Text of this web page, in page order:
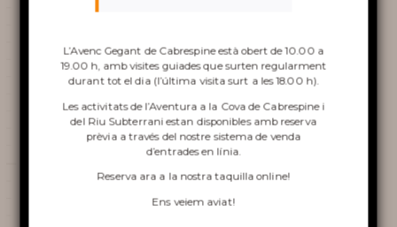
Descobriu
l’avenc
VISITA A L’AVENC
CABRESPINA
Adreça
Gouffre Géant de Cabrespine
11160 Cabrespine
L’Avenc Gegant de Cabrespine està obert de 10.00 a
19.00 h, amb visites guiades que surten regularment
durant tot el dia (l’última visita surt a les 18.00 h).
Les activitats de l’Aventura a la Cova de Cabrespine i
del Riu Subterrani estan disponibles amb reserva
prèvia a través del nostre sistema de venda
d’entrades en línia.
Reserva ara a la nostra taquilla online!
Ens veiem aviat!